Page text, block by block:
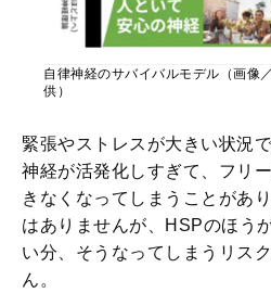
自律神経のサバイバルモデル（画像
供）
緊張やストレスが大きい状況
神経が活発化しすぎて、フリ
きなくなってしまうことがあ
はありませんが、HSPのほう
い分、そうなってしまうリス
ん。